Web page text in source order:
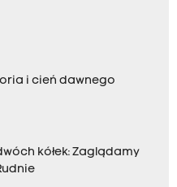
i cień dawnego
kółek: Zaglądamy